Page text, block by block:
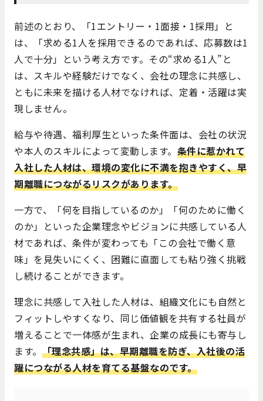
前述のとおり、「1エントリー・1面接・1採用」と
は、「求める1人を採用できるのであれば、応募数は1
人で十分」という考え方です。その“求める1人”と
は、スキルや経験だけでなく、会社の理念に共感し、
ともに未来を描ける人材でなければ、定着・活躍は実
現しません。
給与や待遇、福利厚生といった条件面は、会社の状況
や本人のスキルによって変動します。 条件に惹かれて
入社した人材は、環境の変化に不満を抱きやすく、早
期離職につながるリスクがあります。
一方で、「何を目指しているのか」「何のために働く
のか」といった企業理念やビジョンに共感している人
材であれば、条件が変わっても「この会社で働く意
味」を見失いにくく、困難に直面しても粘り強く挑戦
し続けることができます。
理念に共感して入社した人材は、組織文化にも自然と
フィットしやすくなり、同じ価値観を共有する社員が
増えることで一体感が生まれ、企業の成長にも寄与し
ます。 「理念共感」は、早期離職を防ぎ、入社後の活
躍につながる人材を育てる基盤なのです。